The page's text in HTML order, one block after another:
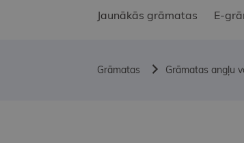
Jaunākās grāmatas E-
Grāmatas Grāmatas angļu